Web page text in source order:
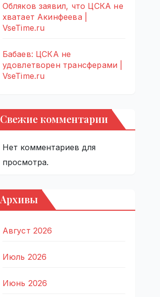
Обляков заявил, что ЦСКА не
хватает Акинфеева |
VseTime.ru
Бабаев: ЦСКА не
удовлетворен трансферами |
VseTime.ru
Свежие комментарии
Нет комментариев для
просмотра.
Архивы
Август 2026
Июль 2026
Июнь 2026